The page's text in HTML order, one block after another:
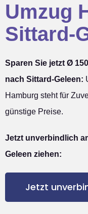
Umzug
Sittard-
Sparen Sie jetzt Ø
nach Sittard-Geleen:
Hamburg steht für
günstige Preise.
Jetzt unverbindlich
Geleen ziehen:
Jetzt